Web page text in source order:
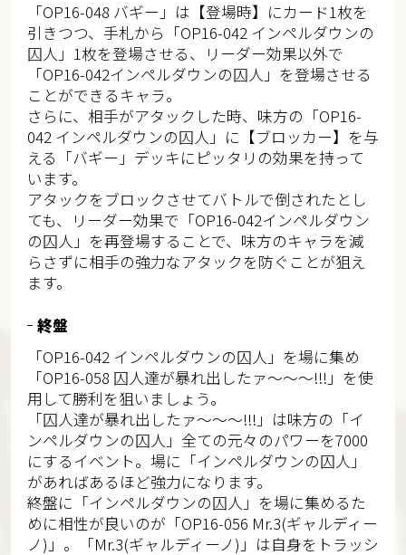
「OP16-048 バギー」は【登場時】にカード1枚を
引きつつ、手札から「OP16-042 インペルダウンの
囚人」1枚を登場させる、リーダー効果以外で
「OP16-042インペルダウンの囚人」を登場させる
ことができるキャラ。
さらに、相手がアタックした時、味方の「OP16-
042 インペルダウンの囚人」に【ブロッカー】を与
える「バギー」デッキにピッタリの効果を持って
います。
アタックをブロックさせてバトルで倒されたとし
ても、リーダー効果で「OP16-042インペルダウン
の囚人」を再登場することで、味方のキャラを減
らさずに相手の強力なアタックを防ぐことが狙え
ます。
終盤
「OP16-042 インペルダウンの囚人」を場に集め
「OP16-058 囚人達が暴れ出したァ～～～!!!」を使
用して勝利を狙いましょう。
「囚人達が暴れ出したァ～～～!!!」は味方の「イ
ンペルダウンの囚人」全ての元々のパワーを7000
にするイベント。場に「インペルダウンの囚人」
があればあるほど強力になります。
終盤に「インペルダウンの囚人」を場に集めるた
めに相性が良いのが「OP16-056 Mr.3(ギャルディー
ノ)」。「Mr.3(ギャルディーノ)」は自身をトラッシ